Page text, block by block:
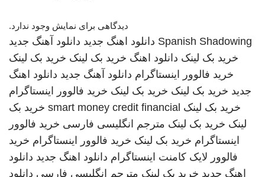
دیدگاهی برای نمایش وجود ندارد.
Spanish Shadowing دانلود اهنگ جدید دانلود آهنگ جدید
خرید بک لینک دانلود اهنگ خرید بک لینک خرید بک لینک
خرید فالوور اینستاگرام دانلود آهنگ جدید دانلود اهنگ
جدید خرید بک لینک خرید بک لینک خرید فالوور اینستاگرام
خرید بک لینک smart money credit financial خرید بک
لینک خرید بک لینک مترجم انگلیسی فارسی خرید فالوور
اینستاگرام خرید بک لینک خرید فالوور اینستاگرام خرید
فالوور لایک کامنت اینستاگرام دانلود اهنگ جدید دانلود
اهنگ جدید خرید بک لینک مترجم انگلیسی فارسی دانلود